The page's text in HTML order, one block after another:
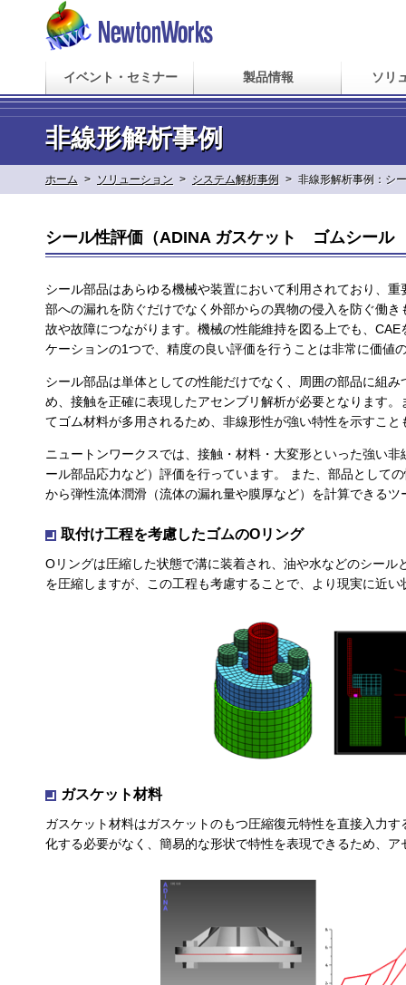
イベント・セミナー 製品情報 ソリ
非線形解析事例
ホーム > ソリューション > システム解析事例 > 非線形解析事例：シ
シール性評価（ADINA ガスケット ゴムシー
シール部品はあらゆる機械や装置において利用されており、
部への漏れを防ぐだけでなく外部からの異物の侵入を防ぐ働
故や故障につながります。機械の性能維持を図る上でも、
ケーションの1つで、精度の良い評価を行うことは非常に価値
シール部品は単体としての性能だけでなく、周囲の部品に組
め、接触を正確に表現したアセンブリ解析が必要となります
てゴム材料が多用されるため、非線形性が強い特性を示すこと
ニュートンワークスでは、接触・材料・大変形といった強い
ール部品応力など）評価を行っています。 また、部品として
から弾性流体潤滑（流体の漏れ量や膜厚など）を計算できる
取付け工程を考慮したゴムのOリング
Oリングは圧縮した状態で溝に装着され、油や水などのシー
を圧縮しますが、この工程も考慮することで、より現実に近
ガスケット材料
ガスケット材料はガスケットのもつ圧縮復元特性を直接入力
化する必要がなく、簡易的な形状で特性を表現できるため、